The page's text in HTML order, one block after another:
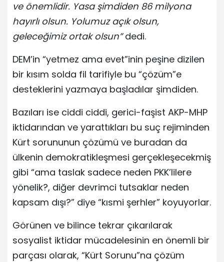
ve önemlidir. Yasa şimdiden 86 milyona
hayırlı olsun. Yolumuz açık olsun,
geleceğimiz ortak olsun”dedi.
DEM’in “yetmez ama evet”inin peşine dizilen
bir kısım solda fil tarifiyle bu “çözüm”e
desteklerini yazmaya başladılar şimdiden.
Bazıları ise ciddi ciddi, gerici-faşist AKP-MHP
iktidarından ve yarattıkları bu suç rejiminden
Kürt sorununun çözümü ve buradan da
ülkenin demokratikleşmesi gerçekleşecekmiş
gibi “ama taslak sadece neden PKK’lilere
yönelik?, diğer devrimci tutsaklar neden
kapsam dışı?” diye “kısmi şerhler” koyuyorlar.
Görünen ve bilince tekrar çıkarılarak
sosyalist iktidar mücadelesinin en önemli bir
parçası olarak, “Kürt Sorunu”na çözüm